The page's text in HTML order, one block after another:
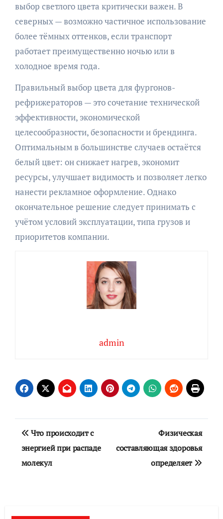
выбор светлого цвета критически важен. В
северных — возможно частичное использование
более тёмных оттенков, если транспорт
работает преимущественно ночью или в
холодное время года.
Правильный выбор цвета для фургонов-
рефрижераторов — это сочетание технической
эффективности, экономической
целесообразности, безопасности и брендинга.
Оптимальным в большинстве случаев остаётся
белый цвет: он снижает нагрев, экономит
ресурсы, улучшает видимость и позволяет легко
нанести рекламное оформление. Однако
окончательное решение следует принимать с
учётом условий эксплуатации, типа грузов и
приоритетов компании.
admin
Навигация
по
записям
Что происходит с
энергией при распаде
молекул
Физическая
составляющая здоровья
определяет